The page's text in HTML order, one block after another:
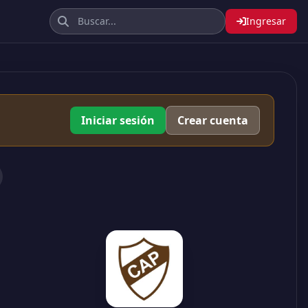
Ingresar
Iniciar sesión Crear cuenta